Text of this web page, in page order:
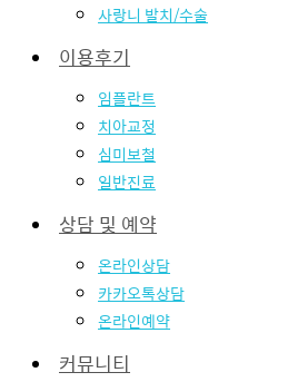
사랑니 발치/수술
이용후기
임플란트
치아교정
심미보철
일반진료
상담 및 예약
온라인상담
카카오톡상담
온라인예약
커뮤니티